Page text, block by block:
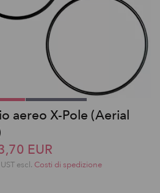
aereo X-Pole (Aerial
EUR
escl. Costi di spedizione